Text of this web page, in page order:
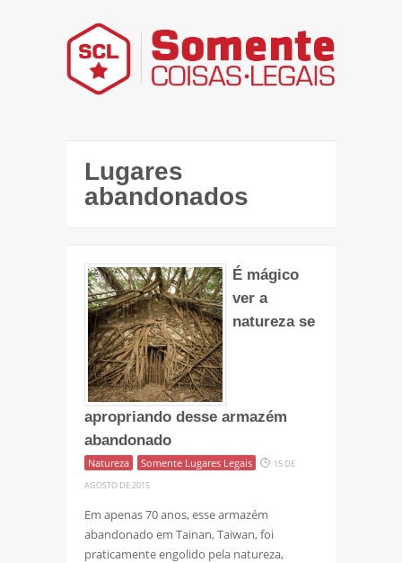
Lugares
abandonados
É mágico
ver a
natureza se
apropriando desse armazém
abandonado
Natureza Somente Lugares Legais
15 DE
AGOSTO DE 2015
Em apenas 70 anos, esse armazém
abandonado em Tainan, Taiwan, foi
praticamente engolido pela natureza,